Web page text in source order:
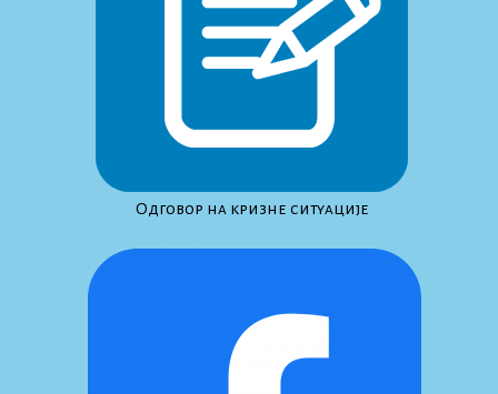
Одговор на кризне ситуације